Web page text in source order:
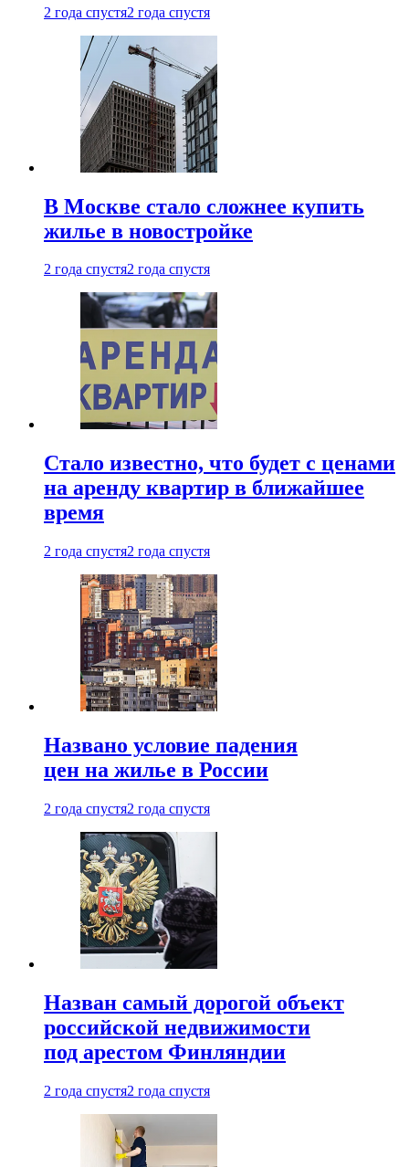
2 года спустя2 года спустя
В Москве стало сложнее купить
жилье в новостройке
2 года спустя2 года спустя
Стало известно, что будет с ценами
на аренду квартир в ближайшее
время
2 года спустя2 года спустя
Названо условие падения
цен на жилье в России
2 года спустя2 года спустя
Назван самый дорогой объект
российской недвижимости
под арестом Финляндии
2 года спустя2 года спустя